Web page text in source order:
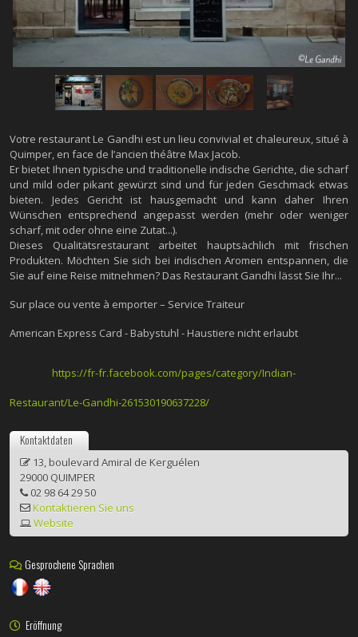
Votre restaurant Le Gandhi est un lieu convivial et chaleureux, situé à
Quimper, en face de l’ancien théâtre Max Jacob.
Er bietet Ihnen typische und traditionelle indische Gerichte, die scharf
und mild oder pikant gewürzt sind und für jeden Geschmack etwas
bieten. Jedes Gericht ist hausgemacht und kann daher Ihren
Wünschen entsprechend angepasst werden (mehr oder weniger
scharf, mit oder ohne eine Zutat...).
Dieses Qualitätsrestaurant arbeitet hauptsächlich mit frischen
Produkten. Möchten Sie sich bei indischen Aromen entspannen, die
Sie auf eine Reise mitnehmen? Das Restaurant Gandhi lässt Sie Ihr...
Sur place ou vente à emporter – Service Traiteur
American Express Card - Babystuhl - Haustiere nicht erlaubt
https://fr-fr.facebook.com/pages/category/Indian-
Restaurant/Le-Gandhi-261530190637228/
Kontaktdaten
13, boulevard Amiral de Kerguélen
29000 QUIMPER
02 98 64 29 50
Kontaktieren Sie uns
Website
Gesprochene Sprachen
Eröffnung